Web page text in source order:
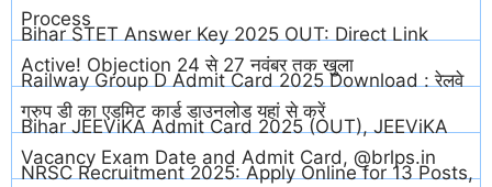
Process
Bihar STET Answer Key 2025 OUT: Direct Link
Active! Objection 24 से 27 नवंबर तक खुला
Railway Group D Admit Card 2025 Download : रेलवे
ग्रुप डी का एडमिट कार्ड डाउनलोड यहां से करें
Bihar JEEViKA Admit Card 2025 (OUT), JEEViKA
Vacancy Exam Date and Admit Card, @brlps.in
NRSC Recruitment 2025: Apply Online for 13 Posts,